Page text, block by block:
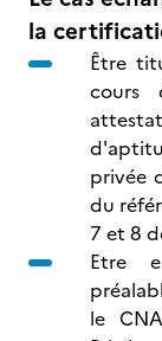
la
Être
cours
privée
du
7 et 8
Etre
le